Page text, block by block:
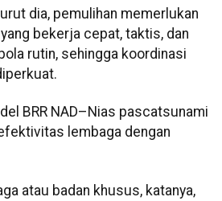
dia, pemulihan memerlukan
bekerja cepat, taktis, dan
rutin, sehingga koordinasi
BRR NAD–Nias pascatsunami
lembaga dengan
atau badan khusus, katanya,